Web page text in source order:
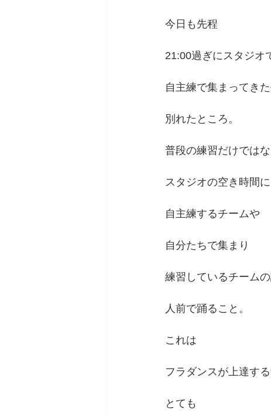
今日も先程
21:00過ぎにスタジオ
自主練で集まってき
別れたところ。
普段の練習だけではな
スタジオの空き時間に
自主練するチームや
自分たちで集まり
練習しているチームの
人前で踊ること。
これは
フラダンスが上達す
とても